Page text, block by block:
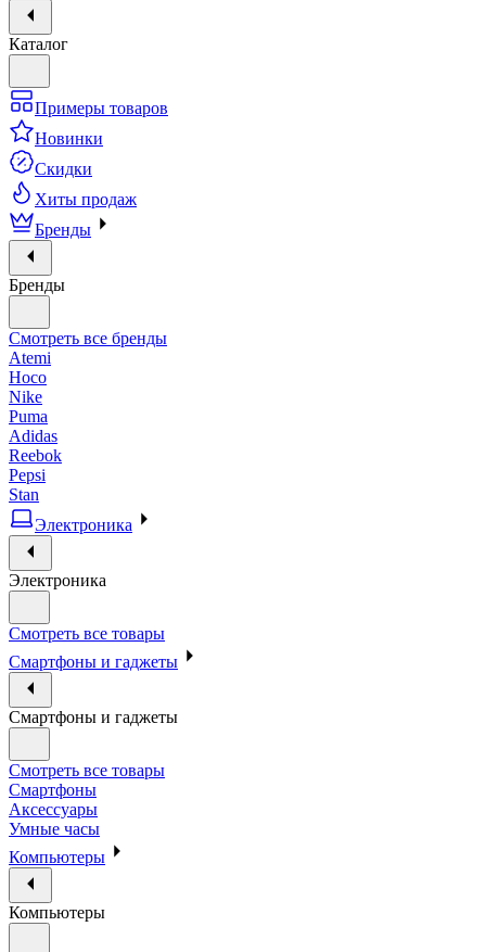
Каталог
Примеры товаров
Новинки
Скидки
Хиты продаж
Бренды
Бренды
Смотреть все бренды
Atemi
Hoco
Nike
Puma
Adidas
Reebok
Pepsi
Stan
Электроника
Электроника
Смотреть все товары
Смартфоны и гаджеты
Смартфоны и гаджеты
Смотреть все товары
Смартфоны
Аксессуары
Умные часы
Компьютеры
Компьютеры